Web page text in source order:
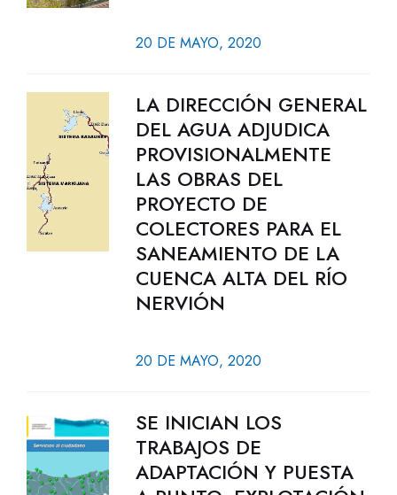
20 DE MAYO, 2020
LA DIRECCIÓN GENERAL
DEL AGUA ADJUDICA
PROVISIONALMENTE
LAS OBRAS DEL
PROYECTO DE
COLECTORES PARA EL
SANEAMIENTO DE LA
CUENCA ALTA DEL RÍO
NERVIÓN
20 DE MAYO, 2020
SE INICIAN LOS
TRABAJOS DE
ADAPTACIÓN Y PUESTA